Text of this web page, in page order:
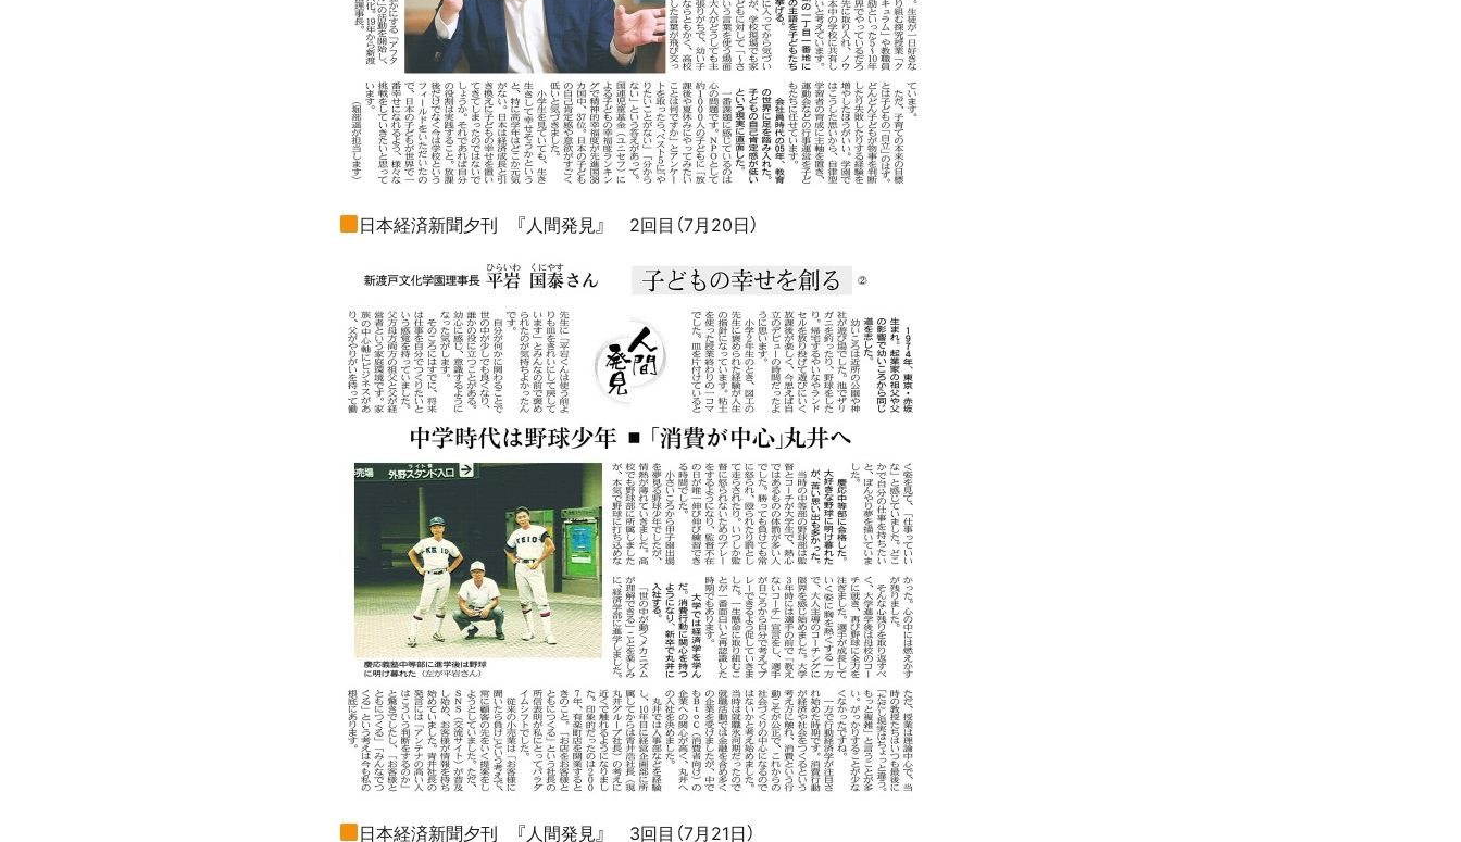
日本経済新聞夕刊 『人間発見』 2回目（7月20日）
日本経済新聞夕刊 『人間発見』 3回目（7月21日）